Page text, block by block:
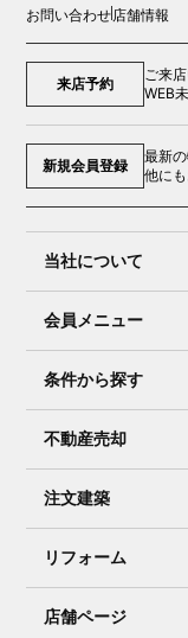
お問い合わせ店舗情報
来店予約
ご来
WEB
新規会員登録
最新
他に
当社について
会員メニュー
条件から探す
不動産売却
注文建築
リフォーム
店舗ページ